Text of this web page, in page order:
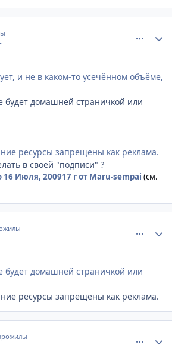
и не в каком-то усечённом объёме,
будет домашней страничкой или
ресурсы запрещены как реклама.
в своей "подписи" ?
16 Июля, 200917 гот Maru-sempai (см.
будет домашней страничкой или
ресурсы запрещены как реклама.